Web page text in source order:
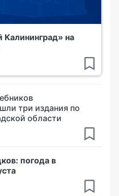
на
три издания по
области
погода в